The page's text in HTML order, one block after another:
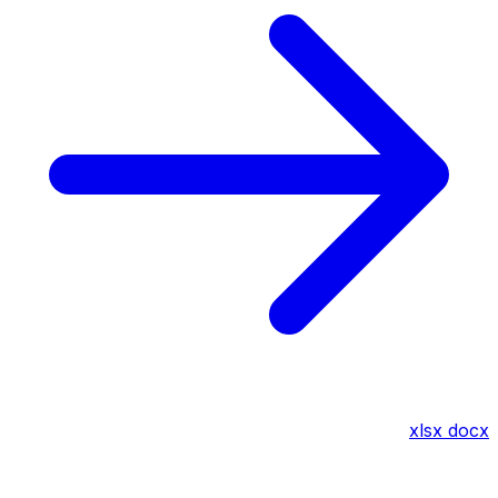
xlsx docx